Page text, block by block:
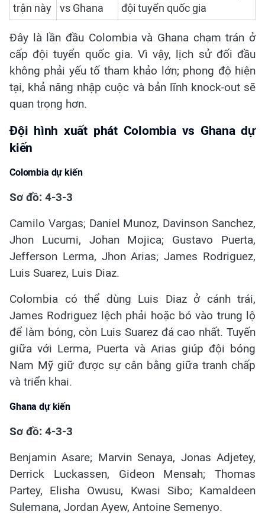
trận này
vs Ghana
đội tuyển quốc gia
Đây là lần đầu Colombia và Ghana chạm trán ở
cấp đội tuyển quốc gia. Vì vậy, lịch sử đối đầu
không phải yếu tố tham khảo lớn; phong độ hiện
tại, khả năng nhập cuộc và bản lĩnh knock-out sẽ
quan trọng hơn.
Đội hình xuất phát Colombia vs Ghana dự
kiến
Colombia dự kiến
Sơ đồ: 4-3-3
Camilo Vargas; Daniel Munoz, Davinson Sanchez,
Jhon Lucumi, Johan Mojica; Gustavo Puerta,
Jefferson Lerma, Jhon Arias; James Rodriguez,
Luis Suarez, Luis Diaz.
Colombia có thể dùng Luis Diaz ở cánh trái,
James Rodriguez lệch phải hoặc bó vào trung lộ
để làm bóng, còn Luis Suarez đá cao nhất. Tuyến
giữa với Lerma, Puerta và Arias giúp đội bóng
Nam Mỹ giữ được sự cân bằng giữa tranh chấp
và triển khai.
Ghana dự kiến
Sơ đồ: 4-3-3
Benjamin Asare; Marvin Senaya, Jonas Adjetey,
Derrick Luckassen, Gideon Mensah; Thomas
Partey, Elisha Owusu, Kwasi Sibo; Kamaldeen
Sulemana, Jordan Ayew, Antoine Semenyo.